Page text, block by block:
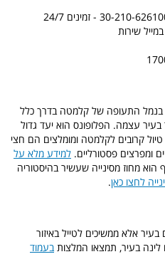
03-6903712 - במייל שירות
בנמל התעופה של קלמטה בדרך כלל
בעיר עצמה. הפלופונס הוא יעד גדול
קרובים לקלמטה ומומלצים הם חצי
ומפרצים פסטורליים. למידע מלא על
הוא מחוז מסינייה שעשיר בהיסטוריה
לחצו כאן.
אלא ממשיכים לטייל באיזור
לינה בעיר, תמצאו המלצותבעמוד